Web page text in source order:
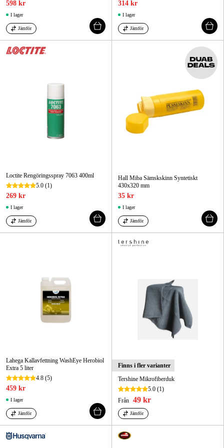
598 kr
I lager
Jämför
314 kr
I lager
Jämför
Loctite Rengöringsspray 7063 400ml
5.0 (1)
269 kr
I lager
Jämför
Hall Miba Sämskskinn Syntetiskt
430x320 mm
35 kr
I lager
Jämför
Lahega Kallavfettning WashEye Herobiol
Extra 5 liter
4.8 (5)
459 kr
I lager
Jämför
Finns i fler varianter
Tershine Mikrofiberduk
5.0 (1)
Från 49 kr
Jämför